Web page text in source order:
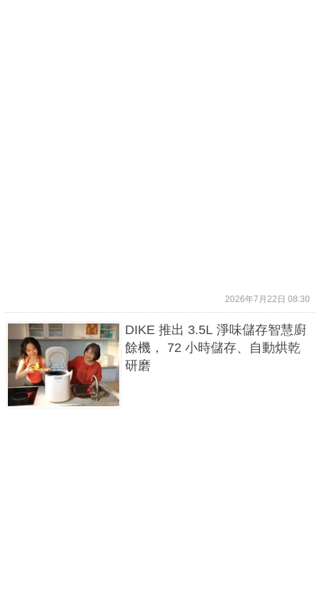
2026年7月22日 08:30
DIKE 推出 3.5L 淨味儲存智慧廚
餘機， 72 小時儲存、自動烘乾
研磨